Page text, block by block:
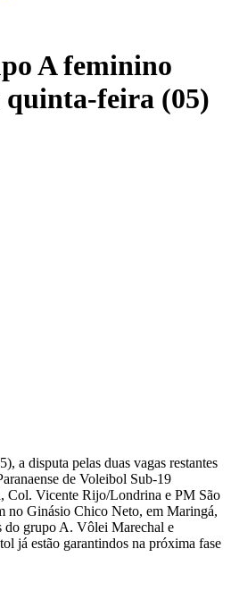
A feminino
quinta-feira (05)
a disputa pelas duas vagas restantes
de Voleibol Sub-19
Col. Vicente Rijo/Londrina e PM São
no Ginásio Chico Neto, em Maringá,
do grupo A. Vôlei Marechal e
já estão garantindos na próxima fase